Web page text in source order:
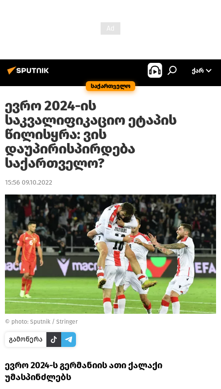
საქართველო
ᲥᲐᲠ
ევრო 2024-ის
საკვალიფიკაციო ეტაპის
წილისყრა: ვის
დაუპირისპირდება
საქართველო?
15:56 09.10.2022
© photo: Sputnik / Stringer
გამოწერა
ევრო 2024-ს გერმანიის ათი ქალაქი
უმასპინძლებს